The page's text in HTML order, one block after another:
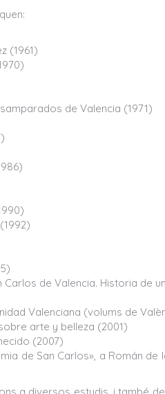
(1961)
de Valencia (1971)
de Valencia. Historia de
Valenciana (volums de
arte y belleza (2001)
(2007)
de San Carlos», a Román